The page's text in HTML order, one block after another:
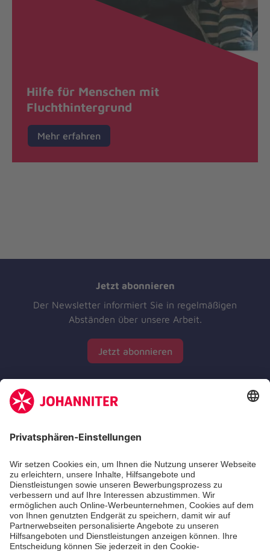
Hilfe für Menschen mit
Fluchthintergrund
Mehr erfahren
Jetzt abonnieren
Der Newsletter informiert Sie in regelmäßigen
Abständen über unsere Arbeit.
Jetzt abonnieren
Zertifizierung der Johanniter-Unfall-Hilfe e.V.
Die Johanniter GmbH führt das Spendenzertifikat
des Deutschen Spendenrats e.V.